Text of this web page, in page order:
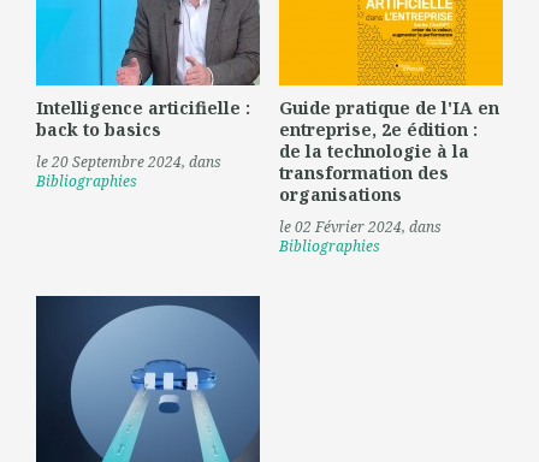
Intelligence articifielle :
back to basics
le 20 Septembre 2024, dans
Bibliographies
Guide pratique de l'IA en
entreprise, 2e édition :
de la technologie à la
transformation des
organisations
le 02 Février 2024, dans
Bibliographies